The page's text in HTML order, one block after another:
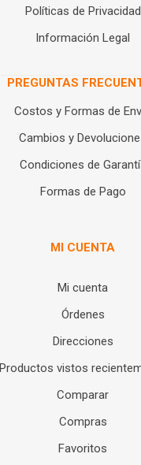
Políticas de Privacidad
Información Legal
PREGUNTAS
Costos y Formas de
Cambios y
Condiciones de
Formas de Pago
MI CUENTA
Mi cuenta
Órdenes
Direcciones
Productos vistos
Comparar
Compras
Favoritos